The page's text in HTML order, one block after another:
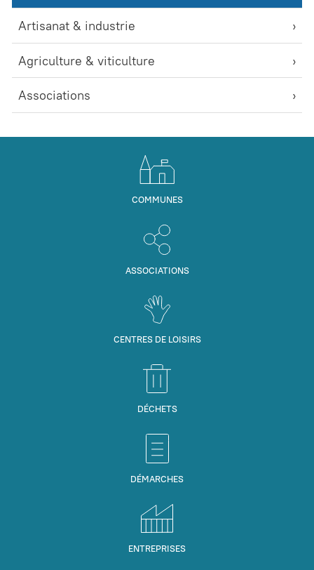
Artisanat & industrie
Agriculture & viticulture
Associations
COMMUNES
ASSOCIATIONS
CENTRES DE LOISIRS
DÉCHETS
DÉMARCHES
ENTREPRISES